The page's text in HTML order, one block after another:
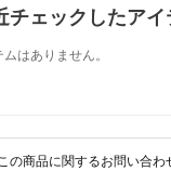
チェックしたア
はありません。
この商品に関するお問い合わ